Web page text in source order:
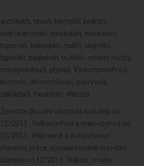
architekti, tesaři, klempíři, zedníci,
sádrokartonáři, elektrikáři, instalatéři,
topenáři, obkladači, malíři, lakýrníci,
tapetáři, podlaháři, truhláři, ostatní služby,
stavbyvedoucí, plynaři, Vzduchotechnici,
kominíci, demontážníci, pokrývači,
zakladači, fasádníci, dlaždiči
Zprostředkování obchodu a služeb od
12/2011 , Velkoobchod a maloobchod od
12/2011 , Přípravné a dokončovací
stavební práce, specializované stavební
činnosti od 12/2011 , Nákup, prodej,